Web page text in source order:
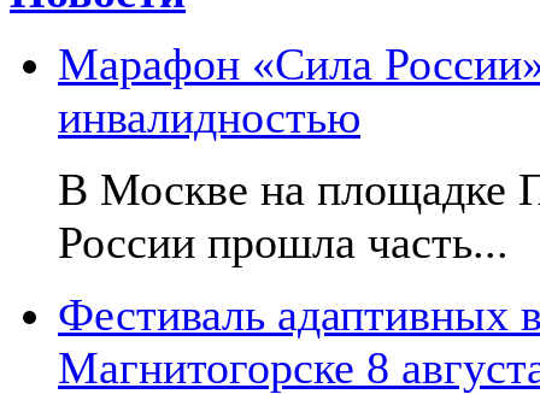
Марафон «Сила
инвалидностью
В Москве на площадке
России прошла часть...
Фестиваль адаптивных
Магнитогорске 8